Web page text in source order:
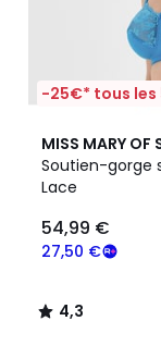
-25€* tous
MISS MARY OF
Soutien-gorge
Lace
27,50 €
54,99 €
4,3
/ 5
4,3
/